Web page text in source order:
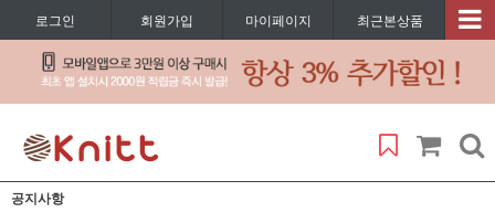
로그인 회원가입 마이페이지 최근본상품
공지사항